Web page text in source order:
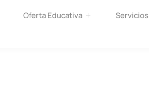
Oferta Educativa Servicios